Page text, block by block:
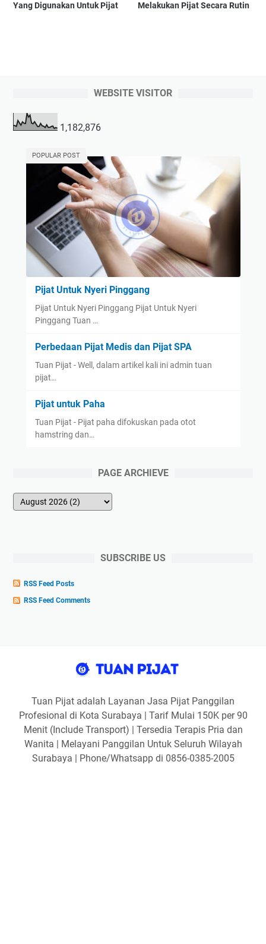
Yang Digunakan Untuk Pijat
Melakukan Pijat Secara Rutin
WEBSITE VISITOR
1,182,876
POPULAR POST
Pijat Untuk Nyeri Pinggang
Pijat Untuk Nyeri Pinggang Pijat Untuk Nyeri
Pinggang Tuan …
Perbedaan Pijat Medis dan Pijat SPA
Tuan Pijat - Well, dalam artikel kali ini admin tuan
pijat…
Pijat untuk Paha
Tuan Pijat - Pijat paha difokuskan pada otot
hamstring dan…
PAGE ARCHIEVE
SUBSCRIBE US
RSS Feed Posts
RSS Feed Comments
Tuan Pijat adalah Layanan Jasa Pijat Panggilan
Profesional di Kota Surabaya | Tarif Mulai 150K per 90
Menit (Include Transport) | Tersedia Terapis Pria dan
Wanita | Melayani Panggilan Untuk Seluruh Wilayah
Surabaya | Phone/Whatsapp di 0856-0385-2005